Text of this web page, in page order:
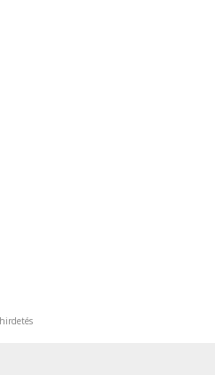
hirdetés